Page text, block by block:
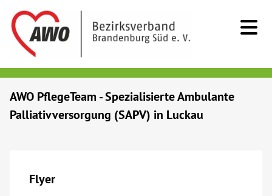
Senioren
Beratung & Hilfe
AWO PflegeTeam - Spezialisierte Ambulante
Palliativversorgung (SAPV) in Luckau
Flyer